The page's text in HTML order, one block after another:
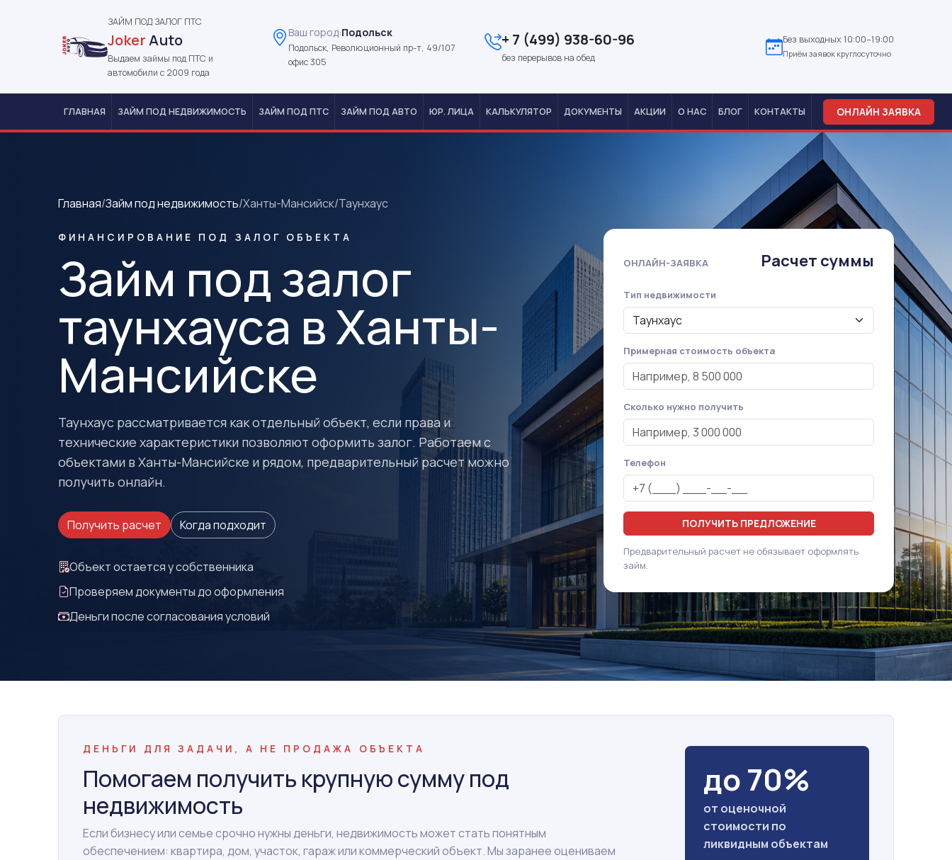
ЗАЙМ ПОД ЗАЛОГ ПТС
JokerAuto
Выдаем займы под ПТС и
автомобили с 2009 года
Ваш город:Подольск
Подольск, Революционный пр-т, 49/107
офис 305
+ 7 (499) 938-60-96
без перерывов на обед
Без выходных 10:00–19:00
Приём заявок круглосуточно
ГЛАВНАЯ ЗАЙМ ПОД НЕДВИЖИМОСТЬ ЗАЙМ ПОД ПТС ЗАЙМ ПОД АВТО ЮР. ЛИЦА КАЛЬКУЛЯТОР ДОКУМЕНТЫ АКЦИИ О НАС БЛОГ КОНТАКТЫ ОНЛАЙН ЗАЯВКА
Главная/Займ под недвижимость/Ханты-Мансийск/Таунхаус
ФИНАНСИРОВАНИЕ ПОД ЗАЛОГ ОБЪЕКТА
Займ под залог
таунхауса в Ханты-
Мансийске
Таунхаус рассматривается как отдельный объект, если права и
технические характеристики позволяют оформить залог. Работаем с
объектами в Ханты-Мансийске и рядом, предварительный расчет можно
получить онлайн.
Получить расчет Когда подходит
Объект остается у собственника
Проверяем документы до оформления
Деньги после согласования условий
ОНЛАЙН-ЗАЯВКА Расчет суммы
Тип недвижимости
Примерная стоимость объекта
Сколько нужно получить
Телефон
ПОЛУЧИТЬ ПРЕДЛОЖЕНИЕ
Предварительный расчет не обязывает оформлять
займ.
ДЕНЬГИ ДЛЯ ЗАДАЧИ, А НЕ ПРОДАЖА ОБЪЕКТА
Помогаем получить крупную сумму под
недвижимость
Если бизнесу или семье срочно нужны деньги, недвижимость может стать понятным
обеспечением: квартира, дом, участок, гараж или коммерческий объект. Мы заранее оцениваем
до 70%
от оценочной
стоимости по
ликвидным объектам